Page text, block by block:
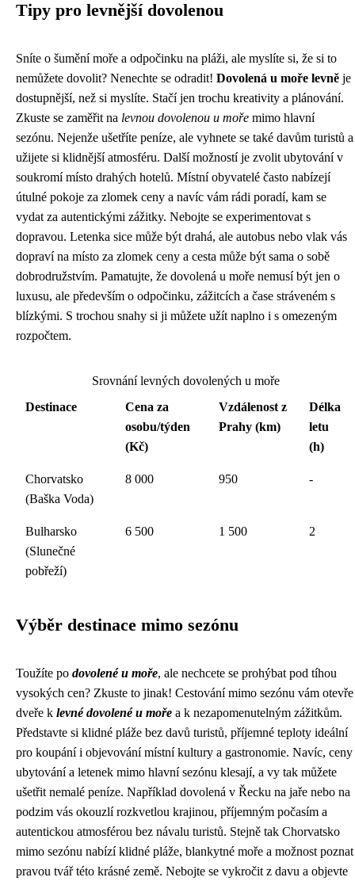
Tipy pro levnější dovolenou
Sníte o šumění moře a odpočinku na pláži, ale myslíte si, že si to
nemůžete dovolit? Nenechte se odradit! Dovolená u moře levně je
dostupnější, než si myslíte. Stačí jen trochu kreativity a plánování.
Zkuste se zaměřit na levnou dovolenou u moře mimo hlavní
sezónu. Nejenže ušetříte peníze, ale vyhnete se také davům turistů a
užijete si klidnější atmosféru. Další možností je zvolit ubytování v
soukromí místo drahých hotelů. Místní obyvatelé často nabízejí
útulné pokoje za zlomek ceny a navíc vám rádi poradí, kam se
vydat za autentickými zážitky. Nebojte se experimentovat s
dopravou. Letenka sice může být drahá, ale autobus nebo vlak vás
dopraví na místo za zlomek ceny a cesta může být sama o sobě
dobrodružstvím. Pamatujte, že dovolená u moře nemusí být jen o
luxusu, ale především o odpočinku, zážitcích a čase stráveném s
blízkými. S trochou snahy si ji můžete užít naplno i s omezeným
rozpočtem.
Srovnání levných dovolených u moře
Destinace
Cena za
osobu/týden
(Kč)
Vzdálenost z
Prahy (km)
Délka
letu
(h)
Chorvatsko
(Baška Voda)
8 000 950 -
Bulharsko
(Slunečné
pobřeží)
6 500 1 500 2
Výběr destinace mimo sezónu
Toužíte po dovolené u moře, ale nechcete se prohýbat pod tíhou
vysokých cen? Zkuste to jinak! Cestování mimo sezónu vám otevře
dveře k levné dovolené u moře a k nezapomenutelným zážitkům.
Představte si klidné pláže bez davů turistů, příjemné teploty ideální
pro koupání i objevování místní kultury a gastronomie. Navíc, ceny
ubytování a letenek mimo hlavní sezónu klesají, a vy tak můžete
ušetřit nemalé peníze. Například dovolená v Řecku na jaře nebo na
podzim vás okouzlí rozkvetlou krajinou, příjemným počasím a
autentickou atmosférou bez návalu turistů. Stejně tak Chorvatsko
mimo sezónu nabízí klidné pláže, blankytné moře a možnost poznat
pravou tvář této krásné země. Nebojte se vykročit z davu a objevte